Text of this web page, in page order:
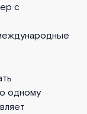
с
одному